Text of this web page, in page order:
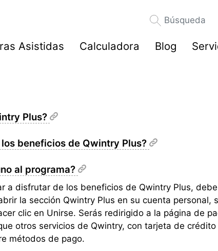
Búsqueda
Asistidas Calculadora Blog
Plus?
los beneficios de Qwintry Plus?
al programa?
a disfrutar de los beneficios de Qwintry Plus,
la sección Qwintry Plus en su cuenta personal,
clic en Unirse. Serás redirigido a la página de
otros servicios de Qwintry, con tarjeta de
métodos de pago.